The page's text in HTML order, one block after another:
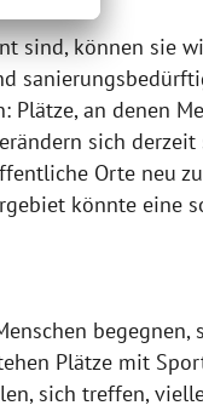
sind, können sie
an denen
sich derzeit
Orte neu
könnte eine
begegnen,
Plätze mit
sich treffen,